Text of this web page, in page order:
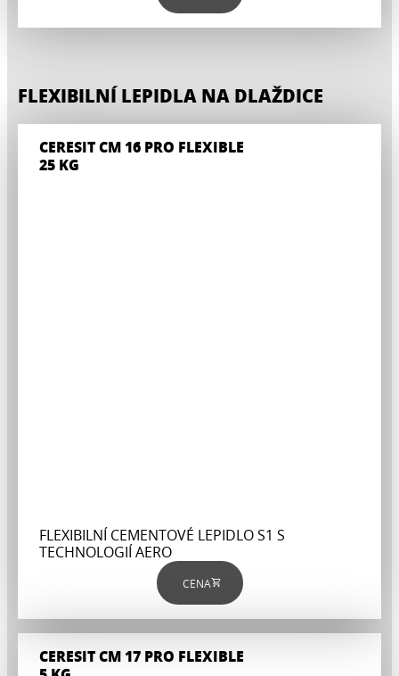
FLEXIBILNÍ LEPIDLA NA DLAŽDICE
CERESIT CM 16 PRO FLEXIBLE
25 KG
FLEXIBILNÍ CEMENTOVÉ LEPIDLO S1 S
TECHNOLOGIÍ AERO
CENA
CERESIT CM 17 PRO FLEXIBLE